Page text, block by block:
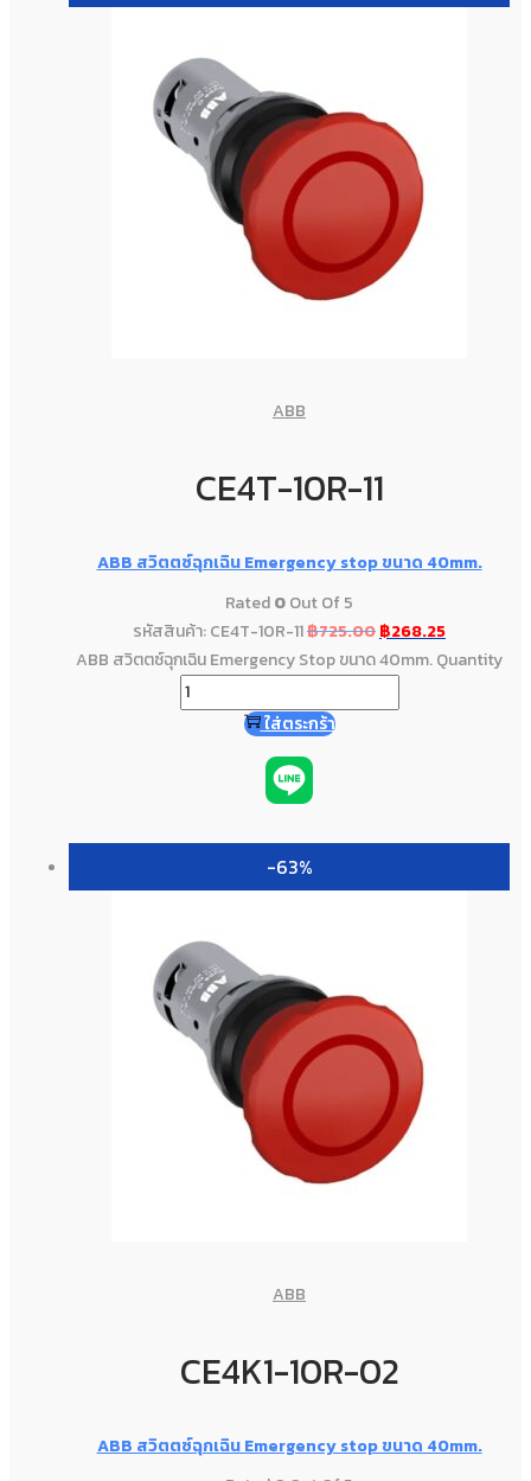
ABB
CE4T-10R-11
ABB สวิตตซ์ฉุกเฉิน Emergency stop ขนาด 40mm.
Rated0Out Of 5
รหัสสินค้า: CE4T-10R-11฿725.00฿268.25
ABB สวิตตซ์ฉุกเฉิน Emergency Stop ขนาด 40mm. Quantity
ใส่ตระกร้า
-63%
ABB
CE4K1-10R-02
ABB สวิตตซ์ฉุกเฉิน Emergency stop ขนาด 40mm.